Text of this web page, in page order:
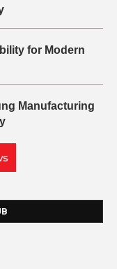
for Modern
Manufacturing